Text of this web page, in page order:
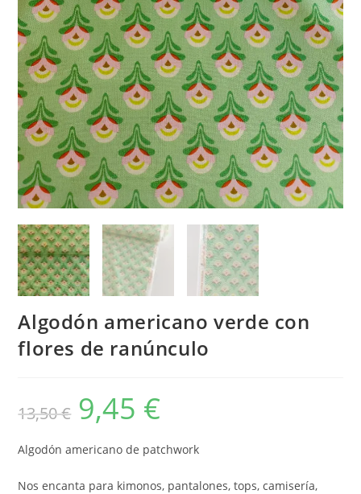
Algodón americano verde con
flores de ranúnculo
13,50€
El
precio
original
13,50 €.
9,45 €
9,45 €.
Algodón americano de patchwork
Nos encanta para kimonos, pantalones, tops, camisería,